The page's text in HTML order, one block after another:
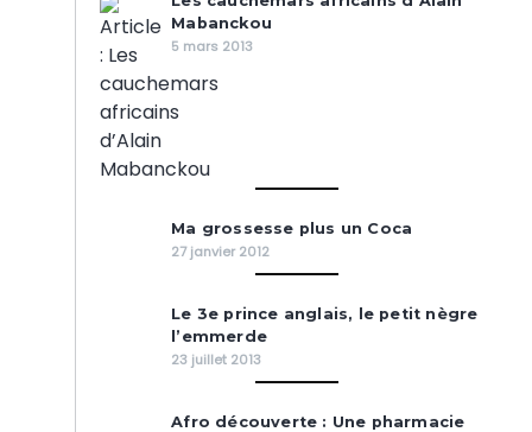
Mabanckou
5 mars 2013
Ma grossesse plus un Coca
27 janvier 2012
Le 3e prince anglais, le petit nègre
l’emmerde
23 juillet 2013
Afro découverte : Une pharmacie